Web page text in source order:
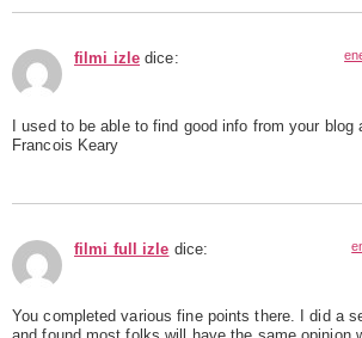
filmi izle dice:
I used to be able to find good info from your
Francois Keary
filmi full izle dice:
You completed various fine points there. I did a